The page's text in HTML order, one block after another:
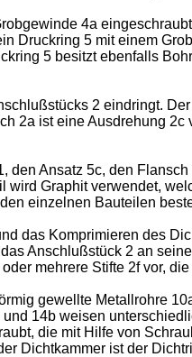
4a
Druckring 5 mit einem
5 besitzt ebenfalls
2 eindringt.
2a ist eine Ausdrehung
den Ansatz 5c, den
Graphit verwendet,
einzelnen Bauteilen
das Komprimieren des
Anschlußstück 2 an
mehrere Stifte 2f vor,
gewellte Metallrohre
14b weisen
die mit Hilfe von
Dichtkammer ist der